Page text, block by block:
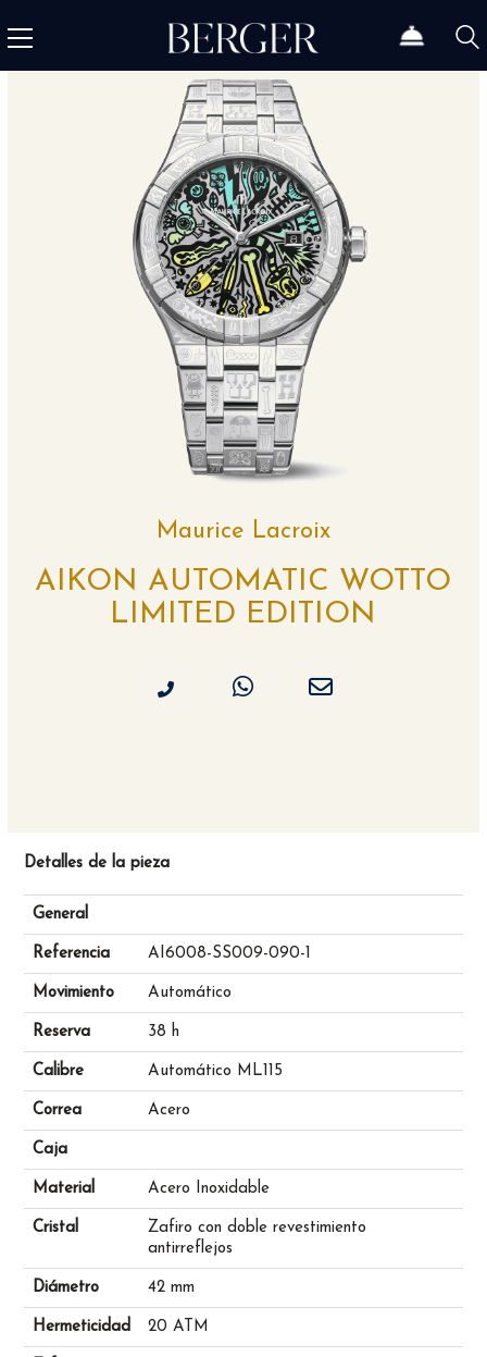
Maurice Lacroix
AIKON AUTOMATIC WOTTO
LIMITED EDITION
Detalles de la pieza
General
Referencia AI6008-SS009-090-1
Movimiento Automático
Reserva 38 h
Calibre Automático ML115
Correa Acero
Caja
Material Acero Inoxidable
Cristal
Zafiro con doble revestimiento
antirreflejos
Diámetro 42 mm
Hermeticidad 20 ATM